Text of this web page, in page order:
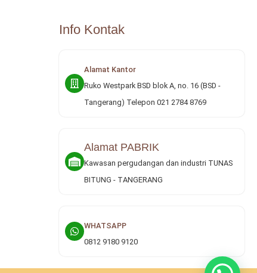
Info Kontak
Alamat Kantor
Ruko Westpark BSD blok A, no. 16 (BSD -
Tangerang) Telepon 021 2784 8769
Alamat PABRIK
Kawasan pergudangan dan industri TUNAS
BITUNG - TANGERANG
WHATSAPP
0812 9180 9120